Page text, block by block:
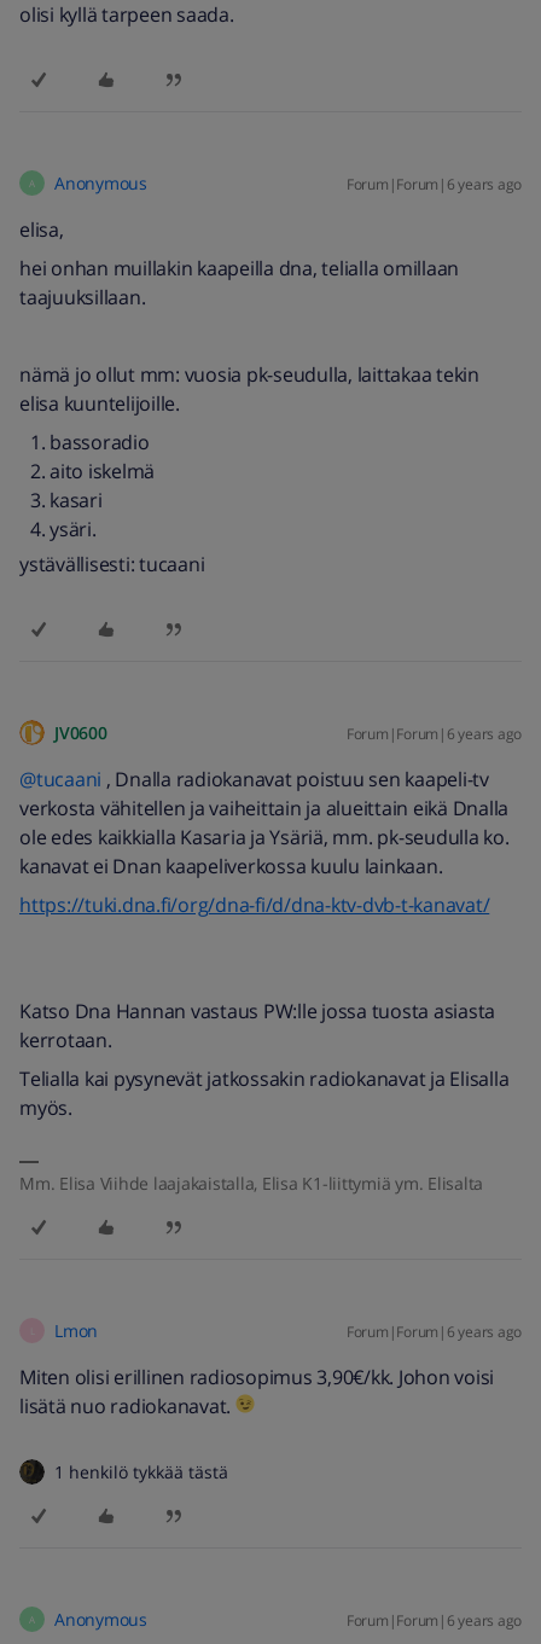
olisi kyllä tarpeen saada.
A Anonymous Forum|Forum|6 years ago
elisa,
hei onhan muillakin kaapeilla dna, telialla omillaan
taajuuksillaan.
nämä jo ollut mm: vuosia pk-seudulla, laittakaa tekin
elisa kuuntelijoille.
bassoradio
aito iskelmä
kasari
ysäri.
ystävällisesti: tucaani
JV0600 Forum|Forum|6 years ago
@tucaani , Dnalla radiokanavat poistuu sen kaapeli-tv
verkosta vähitellen ja vaiheittain ja alueittain eikä Dnalla
ole edes kaikkialla Kasaria ja Ysäriä, mm. pk-seudulla ko.
kanavat ei Dnan kaapeliverkossa kuulu lainkaan.
https://tuki.dna.fi/org/dna-fi/d/dna-ktv-dvb-t-kanavat/
Katso Dna Hannan vastaus PW:lle jossa tuosta asiasta
kerrotaan.
Telialla kai pysynevät jatkossakin radiokanavat ja Elisalla
myös.
Mm. Elisa Viihde laajakaistalla, Elisa K1-liittymiä ym. Elisalta
Lmon Forum|Forum|6 years ago
Miten olisi erillinen radiosopimus 3,90€/kk. Johon voisi
lisätä nuo radiokanavat.
1 henkilö tykkää tästä
A Anonymous Forum|Forum|6 years ago